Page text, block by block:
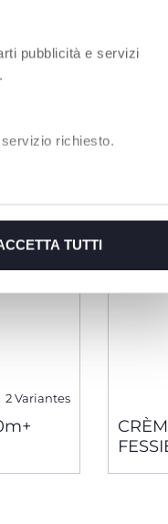
pubblicità e servizi
richiesto.
TUTTI
2 Variantes